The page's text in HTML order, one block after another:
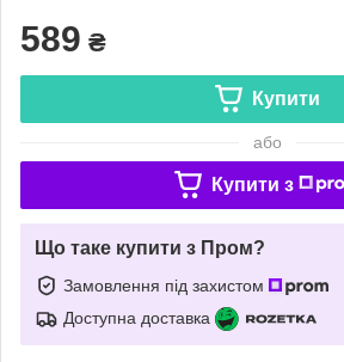
589 ₴
Купити
або
Купити з
Що таке купити з Пром?
Замовлення під захистом
Доступна доставка